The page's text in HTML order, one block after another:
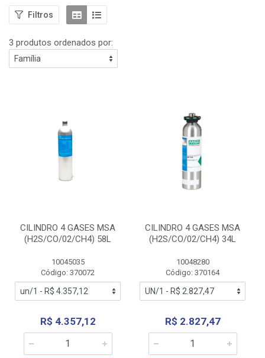
Filtros
3 produtos ordenados por:
CILINDRO 4 GASES MSA
(H2S/CO/02/CH4) 58L
10045035
Código: 370072
R$ 4.357,12
CILINDRO 4 GASES MSA
(H2S/CO/02/CH4) 34L
10048280
Código: 370164
R$ 2.827,47